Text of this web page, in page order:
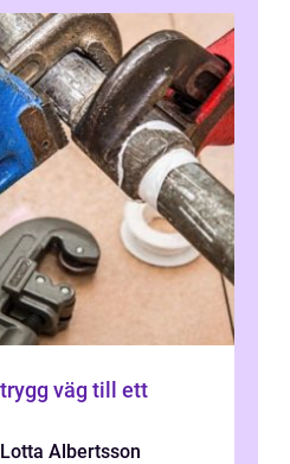
Lotta Albertsson